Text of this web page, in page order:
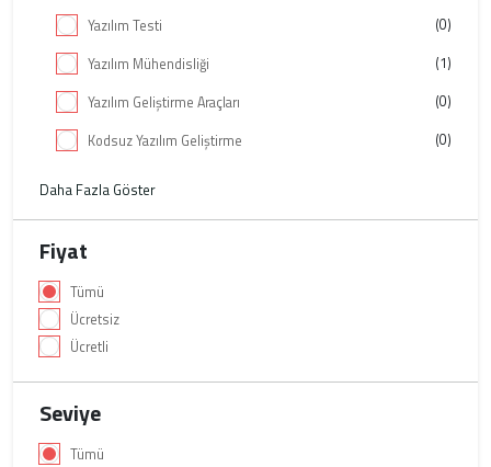
Yazılım Testi
(0)
Yazılım Mühendisliği
(1)
Yazılım Geliştirme Araçları
(0)
Kodsuz Yazılım Geliştirme
(0)
Daha Fazla Göster
Fiyat
Tümü
Ücretsiz
Ücretli
Seviye
Tümü